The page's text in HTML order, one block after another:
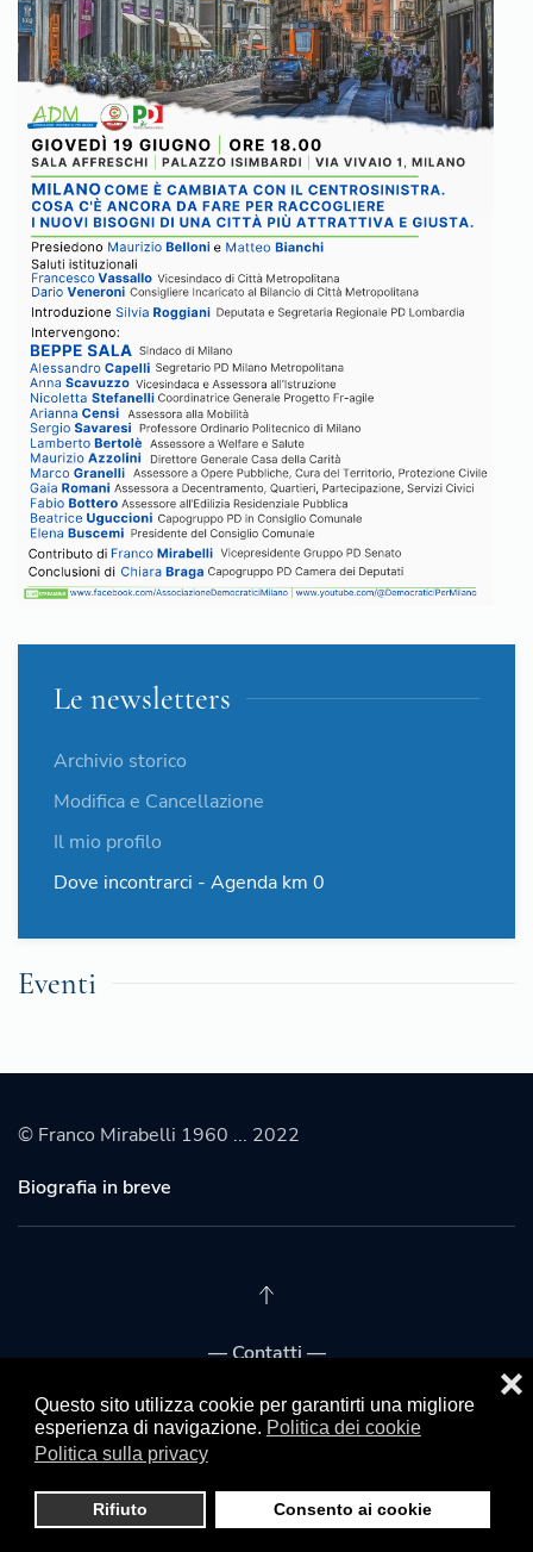
Questo sito utilizza cookie per garantirti una migliore
esperienza di navigazione. Politica dei cookie
Politica sulla privacy
Rifiuto Consento ai cookie
❌
Le newsletters
Archivio storico
Modifica e Cancellazione
Il mio profilo
Dove incontrarci - Agenda km 0
Eventi
© Franco Mirabelli 1960 ... 2022
Biografia in breve
— Contatti —
Franco Mirabelli
Franco Mirabelli (Senato)
Segreteria